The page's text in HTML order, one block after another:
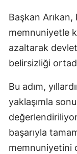
Başkan Arıkan,
memnuniyetle
azaltarak
belirsizliği
Bu adım,
yaklaşımla
başarıyla
memnuniyetini